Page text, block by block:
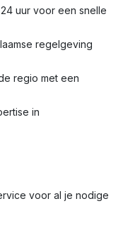
uur voor een snelle
regelgeving
regio met een
in
voor al je nodige